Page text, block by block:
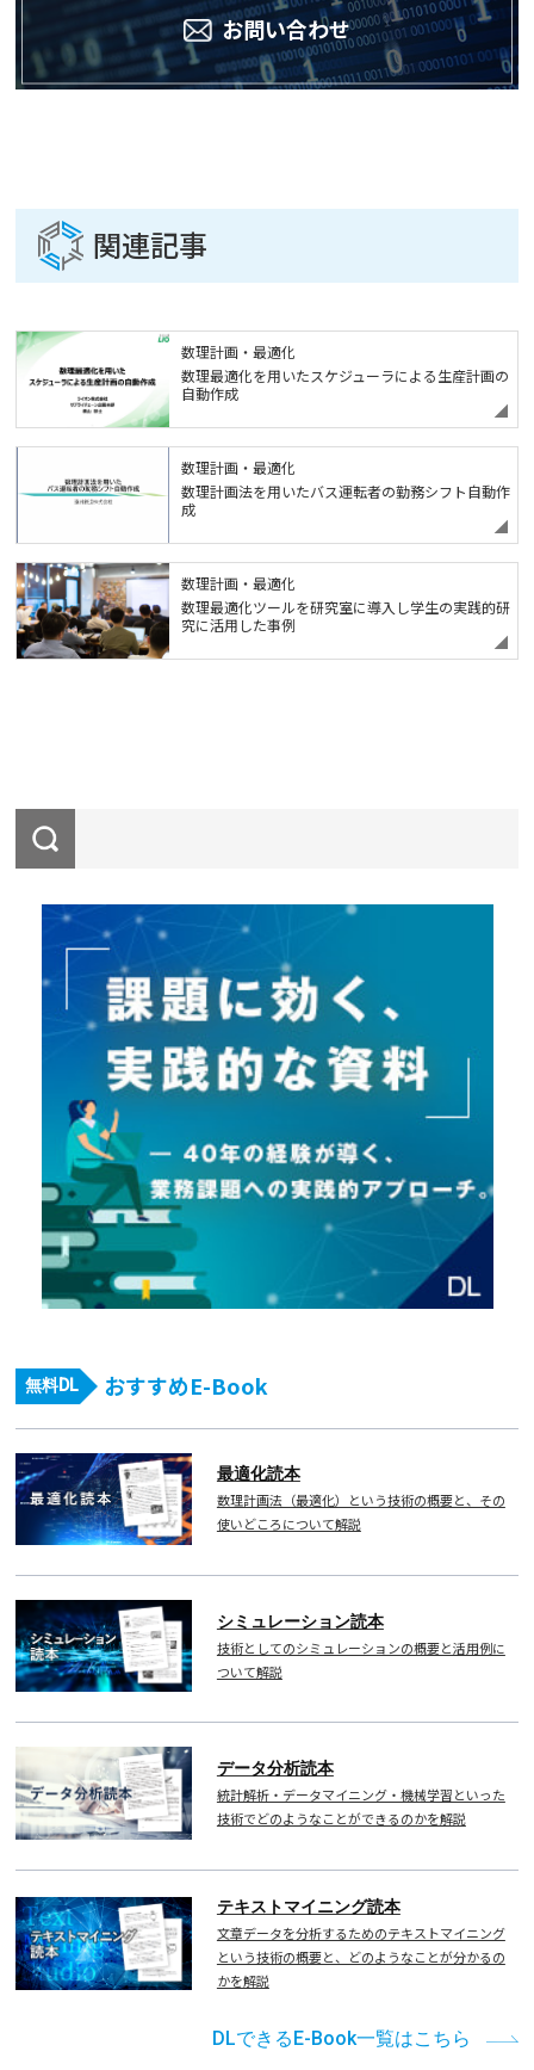
お問い合わせ
関連記事
数理計画・最適化
数理最適化を用いたスケジューラによる生産計画の
自動作成
数理計画・最適化
数理計画法を用いたバス運転者の勤務シフト自動作
成
数理計画・最適化
数理最適化ツールを研究室に導入し学生の実践的研
究に活用した事例
無料DL おすすめE-Book
最適化読本
数理計画法（最適化）という技術の概要と、その
使いどころについて解説
シミュレーション読本
技術としてのシミュレーションの概要と活用例に
ついて解説
データ分析読本
統計解析・データマイニング・機械学習といった
技術でどのようなことができるのかを解説
テキストマイニング読本
文章データを分析するためのテキストマイニング
という技術の概要と、どのようなことが分かるの
かを解説
DLできるE-Book一覧はこちら